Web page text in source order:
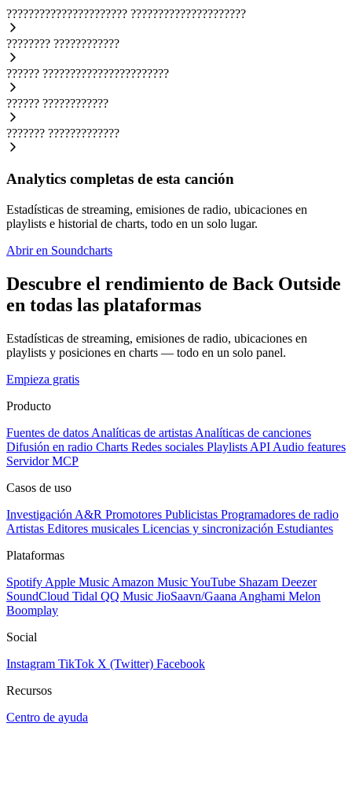
?????????????????????? ?????????????????????
???????? ????????????
?????? ???????????????????????
?????? ????????????
??????? ?????????????
Analytics completas de esta canción
Estadísticas de streaming, emisiones de radio, ubicaciones en
playlists e historial de charts, todo en un solo lugar.
Abrir en Soundcharts
Descubre el rendimiento de Back Outside
en todas las plataformas
Estadísticas de streaming, emisiones de radio, ubicaciones en
playlists y posiciones en charts — todo en un solo panel.
Empieza gratis
Producto
Fuentes de datos Analíticas de artistas Analíticas de canciones
Difusión en radio Charts Redes sociales Playlists API Audio features
Servidor MCP
Casos de uso
Investigación A&R Promotores Publicistas Programadores de radio
Artistas Editores musicales Licencias y sincronización Estudiantes
Plataformas
Spotify Apple Music Amazon MusicYouTube Shazam Deezer
SoundCloud Tidal QQ Music JioSaavn/Gaana Anghami Melon
Boomplay
Social
Instagram TikTok X (Twitter) Facebook
Recursos
Centro de ayuda